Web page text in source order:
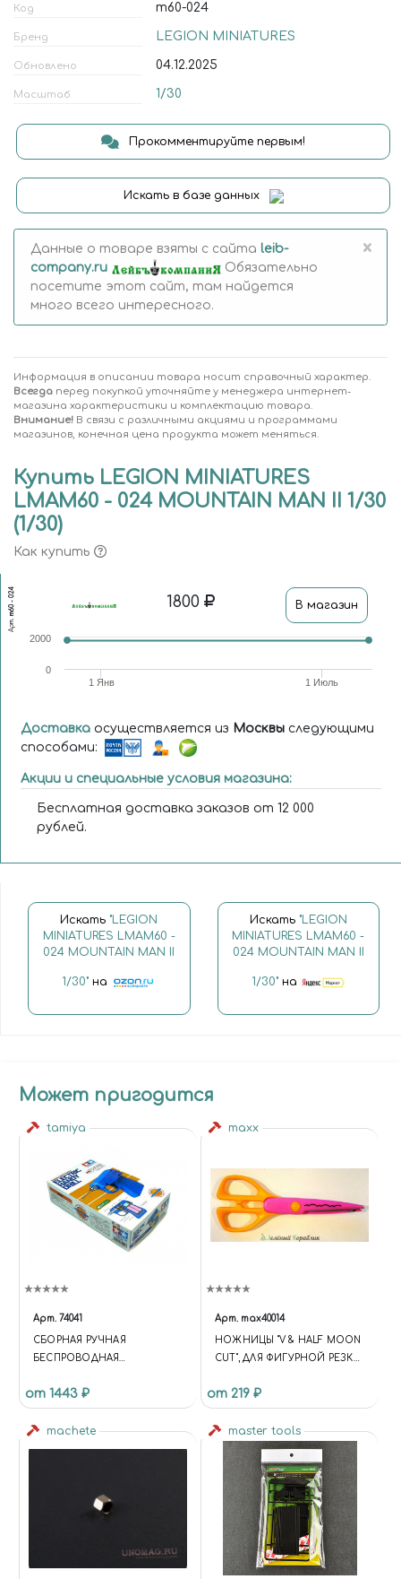
Код m60-024
Бренд LEGION MINIATURES
Обновлено 04.12.2025
Масштаб 1/30
Прокомментируйте первым!
Искать в базе данных
Данные о товаре взяты с сайта leib-
company.ru
Обязательно
посетите этот сайт, там найдется
много всего интересного.
×
Информация в описании товара носит справочный характер.
Всегда перед покупкой уточняйте у менеджера интернет-
магазина характеристики и комплектацию товара.
Внимание! В связи с различными акциями и программами
магазинов, конечная цена продукта может меняться.
Купить LEGION MINIATURES
LMAM60 - 024 MOUNTAIN MAN II 1/30
(1/30)
Как купить
Арт.
m60 - 024 1800 В магазин
1 Янв 1 Июль
0
2000
Доставка осуществляется из Москвы следующими
способами:
Акции и специальные условия магазина:
Бесплатная доставка заказов от 12 000
рублей.
Искать "LEGION
MINIATURES LMAM60 -
024 MOUNTAIN MAN II
1/30" на
Искать "LEGION
MINIATURES LMAM60 -
024 MOUNTAIN MAN II
1/30"на
Может пригодится
tamiya
Арт. 74041
СБОРНАЯ РУЧНАЯ
БЕСПРОВОДНАЯ
от 1443 ₽
maxx
Арт. max40014
НОЖНИЦЫ "V & HALF MOON
CUT", ДЛЯ ФИГУРНОЙ РЕЗКИ
от 219 ₽
machete master tools